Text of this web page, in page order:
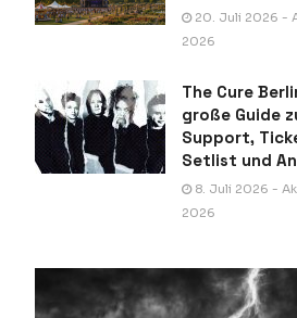
20. Juli 2026 -
2026
The Cure
große Guide
Support,
Setlist und
8. Juli 2026 -
2026